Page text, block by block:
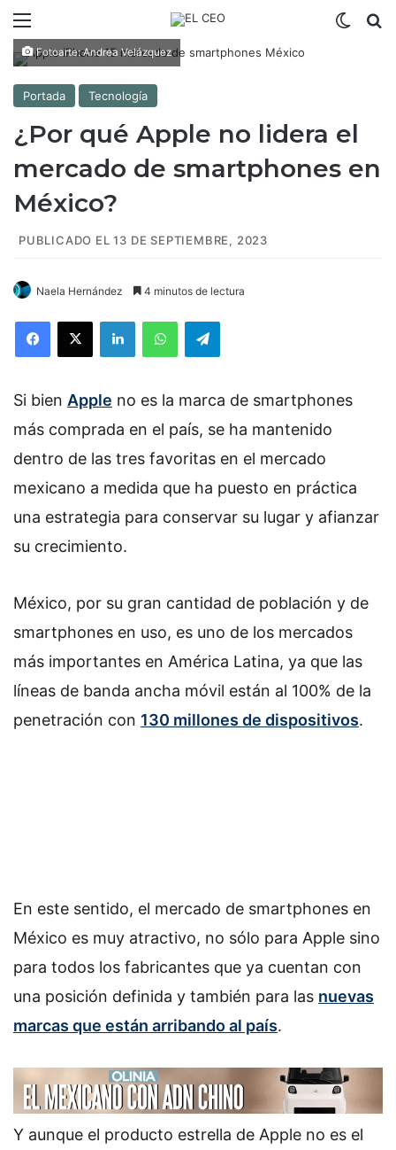
Fotoarte: Andrea Velázquez
Portada Tecnología
¿Por qué Apple no lidera el
mercado de smartphones en
México?
PUBLICADO EL 13 DE SEPTIEMBRE, 2023
Naela Hernández 4 minutos de lectura
Si bien Apple no es la marca de smartphones
más comprada en el país, se ha mantenido
dentro de las tres favoritas en el mercado
mexicano a medida que ha puesto en práctica
una estrategia para conservar su lugar y afianzar
su crecimiento.
México, por su gran cantidad de población y de
smartphones en uso, es uno de los mercados
más importantes en América Latina, ya que las
líneas de banda ancha móvil están al 100% de la
penetración con 130 millones de dispositivos.
En este sentido, el mercado de smartphones en
México es muy atractivo, no sólo para Apple sino
para todos los fabricantes que ya cuentan con
una posición definida y también para las nuevas
marcas que están arribando al país.
Y aunque el producto estrella de Apple no es el